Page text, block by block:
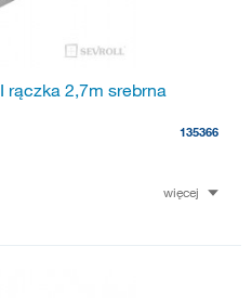
rączka 2,7m srebrna
135366
więcej